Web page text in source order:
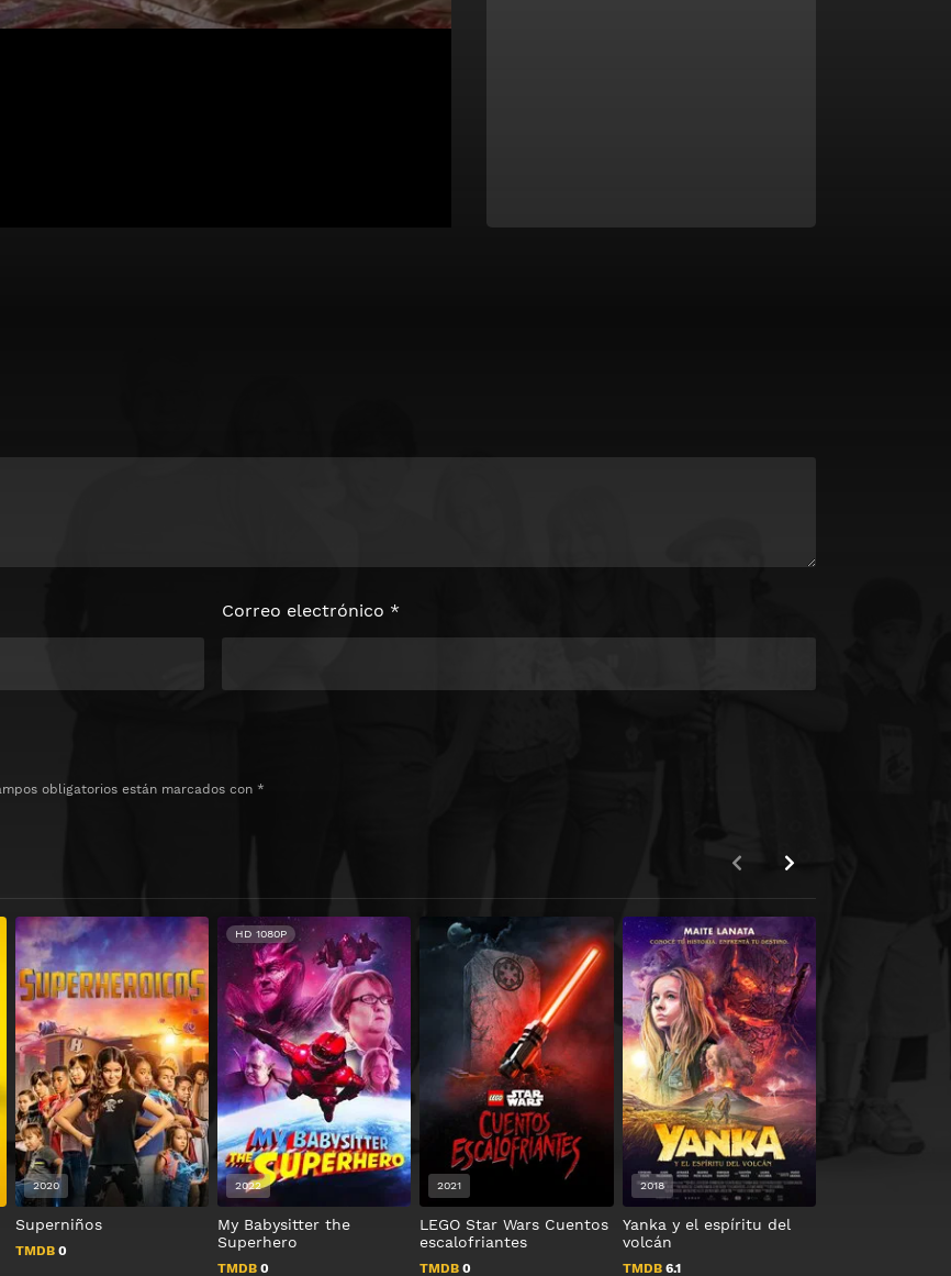
obligatorios están marcados con *
Correo electrónico *
Superniños
TMDB0
2020
My Babysitter the
Superhero
TMDB0
HD 1080P
2022
LEGO Star Wars Cuentos
escalofriantes
TMDB 0
2021
Yanka y el espíritu del
volcán
TMDB6.1
2018